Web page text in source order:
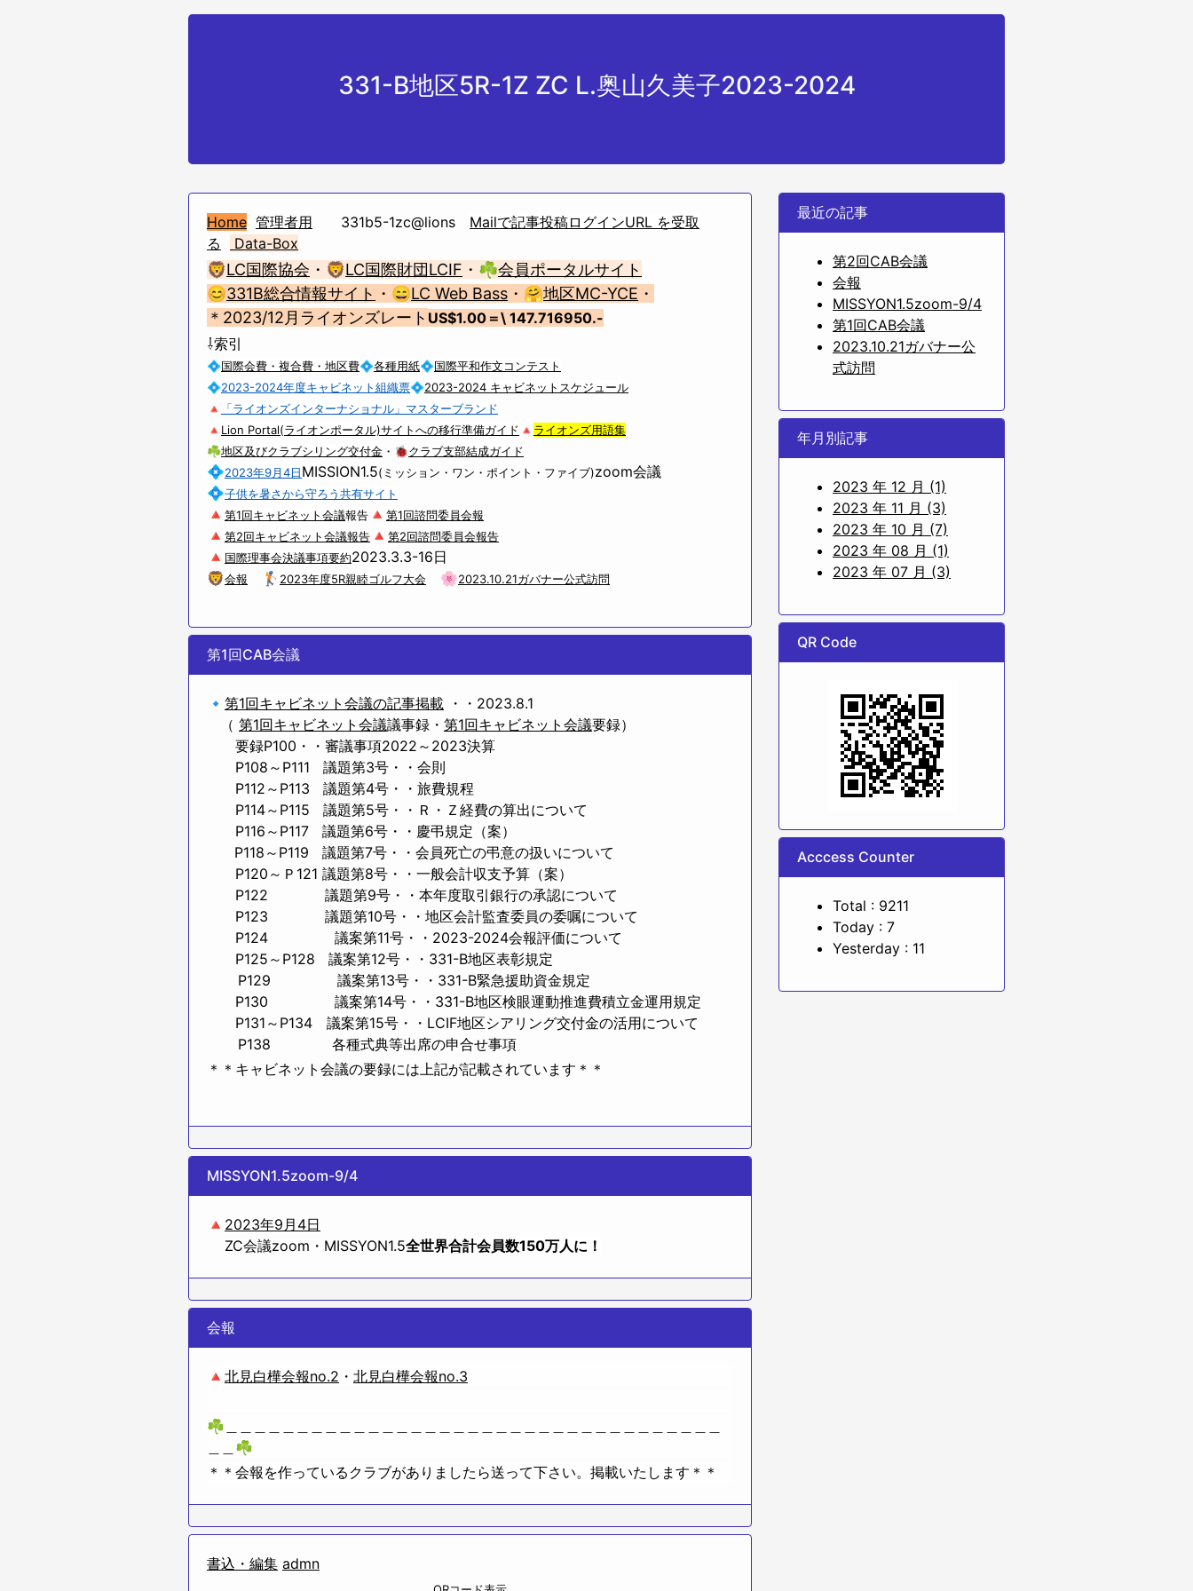
331-B地区5R-1Z ZC L.奥山久美子2023-2024
Home 管理者用 331b5-1zc@lions Mailで記事投稿ログインURL を受取
る
Data-Box
🦁LC国際協会 ・🦁LC国際財団LCIF ・☘会員ポータルサイト
😊331B総合情報サイト ・😄LC Web Bass ・🤗地区MC-YCE ・
＊2023/12月ライオンズレート US$1.00＝\ 147.716950.-
⇩索引
💠国際会費・複合費・地区費💠各種用紙💠国際平和作文コンテスト
💠2023-2024年度キャビネット組織票💠2023-2024 キャビネットスケジュール
🔺
「ライオンズインターナショナル」マスターブランド
🔺 Lion Portal(ライオンポータル)サイトへの移行準備ガイド 🔺 ライオンズ用語集
☘地区及びクラブシリング交付金 ・🐞クラブ支部結成ガイド
💠2023年9月4日MISSION1.5(ミッション・ワン・ポイント・ファイブ)zoom会議
💠子供を暑さから守ろう共有サイト
🔺 第1回キャビネット会議報告 🔺 第1回諮問委員会報
🔺 第2回キャビネット会議報告 🔺 第2回諮問委員会報告
🔺 国際理事会決議事項要約2023.3.3-16日
🦁会報 🏌 2023年度5R親睦ゴルフ大会 🌸2023.10.21ガバナー公式訪問
第1回CAB会議
🔹 第1回キャビネット会議の記事掲載 ・・2023.8.1
（ 第1回キャビネット会議議事録・ 第1回キャビネット会議要録）
要録P100・・審議事項2022～2023決算
P108～P111 議題第3号・・会則
P112～P113 議題第4号・・旅費規程
P114～P115 議題第5号・・Ｒ・Ｚ経費の算出について
P116～P117 議題第6号・・慶弔規定（案）
P118～P119 議題第7号・・会員死亡の弔意の扱いについて
P120～Ｐ121 議題第8号・・一般会計収支予算（案）
P122 議題第9号・・本年度取引銀行の承認について
P123 議題第10号・・地区会計監査委員の委嘱について
P124 議案第11号・・2023-2024会報評価について
P125～P128 議案第12号・・331-B地区表彰規定
P129 議案第13号・・331-B緊急援助資金規定
P130 議案第14号・・331-B地区検眼運動推進費積立金運用規定
P131～P134 議案第15号・・LCIF地区シアリング交付金の活用について
P138 各種式典等出席の申合せ事項
＊＊キャビネット会議の要録には上記が記載されています＊＊
MISSYON1.5zoom-9/4
🔺 2023年9月4日
ZC会議zoom・MISSYON1.5全世界合計会員数150万人に！
会報
🔺 北見白樺会報no.2 ・ 北見白樺会報no.3
☘＿＿＿＿＿＿＿＿＿＿＿＿＿＿＿＿＿＿＿＿＿＿＿＿＿＿＿＿＿＿＿＿＿＿＿
＿＿☘
＊＊会報を作っているクラブがありましたら送って下さい。掲載いたします＊＊
書込・編集 admn
最近の記事
第2回CAB会議
会報
MISSYON1.5zoom-9/4
第1回CAB会議
2023.10.21ガバナー公
式訪問
年月別記事
2023 年 12 月 (1)
2023 年 11 月 (3)
2023 年 10 月 (7)
2023 年 08 月 (1)
2023 年 07 月 (3)
QR Code
Acccess Counter
Total : 9211
Today : 7
Yesterday : 11